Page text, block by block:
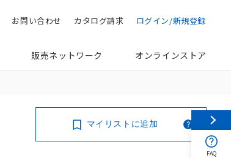
検索 ログイン/新規登録
カタログ請求
お問い合わせ
販売ネットワーク オンラインストア
マイリストに追加
FAQ